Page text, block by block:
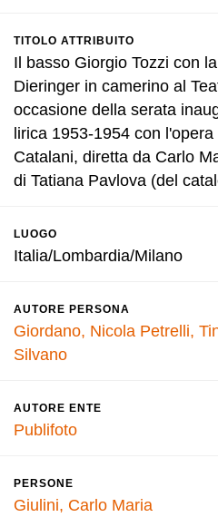
TITOLO ATTRIBUITO
Il basso Giorgio Tozzi con
Dieringer in camerino al
occasione della serata
lirica 1953-1954 con
Catalani, diretta da Carlo
di Tatiana Pavlova (del
LUOGO
Italia/Lombardia/Milano
AUTORE PERSONA
Giordano, Nicola Petrelli,
Silvano
AUTORE ENTE
Publifoto
PERSONE
Giulini, Carlo Maria